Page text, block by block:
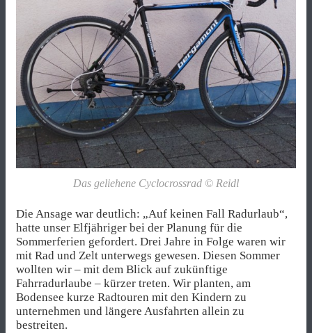
Das geliehene Cyclocrossrad © Reidl
Die Ansage war deutlich: „Auf keinen Fall Radurlaub“,
hatte unser Elfjähriger bei der Planung für die
Sommerferien gefordert. Drei Jahre in Folge waren wir
mit Rad und Zelt unterwegs gewesen. Diesen Sommer
wollten wir – mit dem Blick auf zukünftige
Fahrradurlaube – kürzer treten. Wir planten, am
Bodensee kurze Radtouren mit den Kindern zu
unternehmen und längere Ausfahrten allein zu
bestreiten.